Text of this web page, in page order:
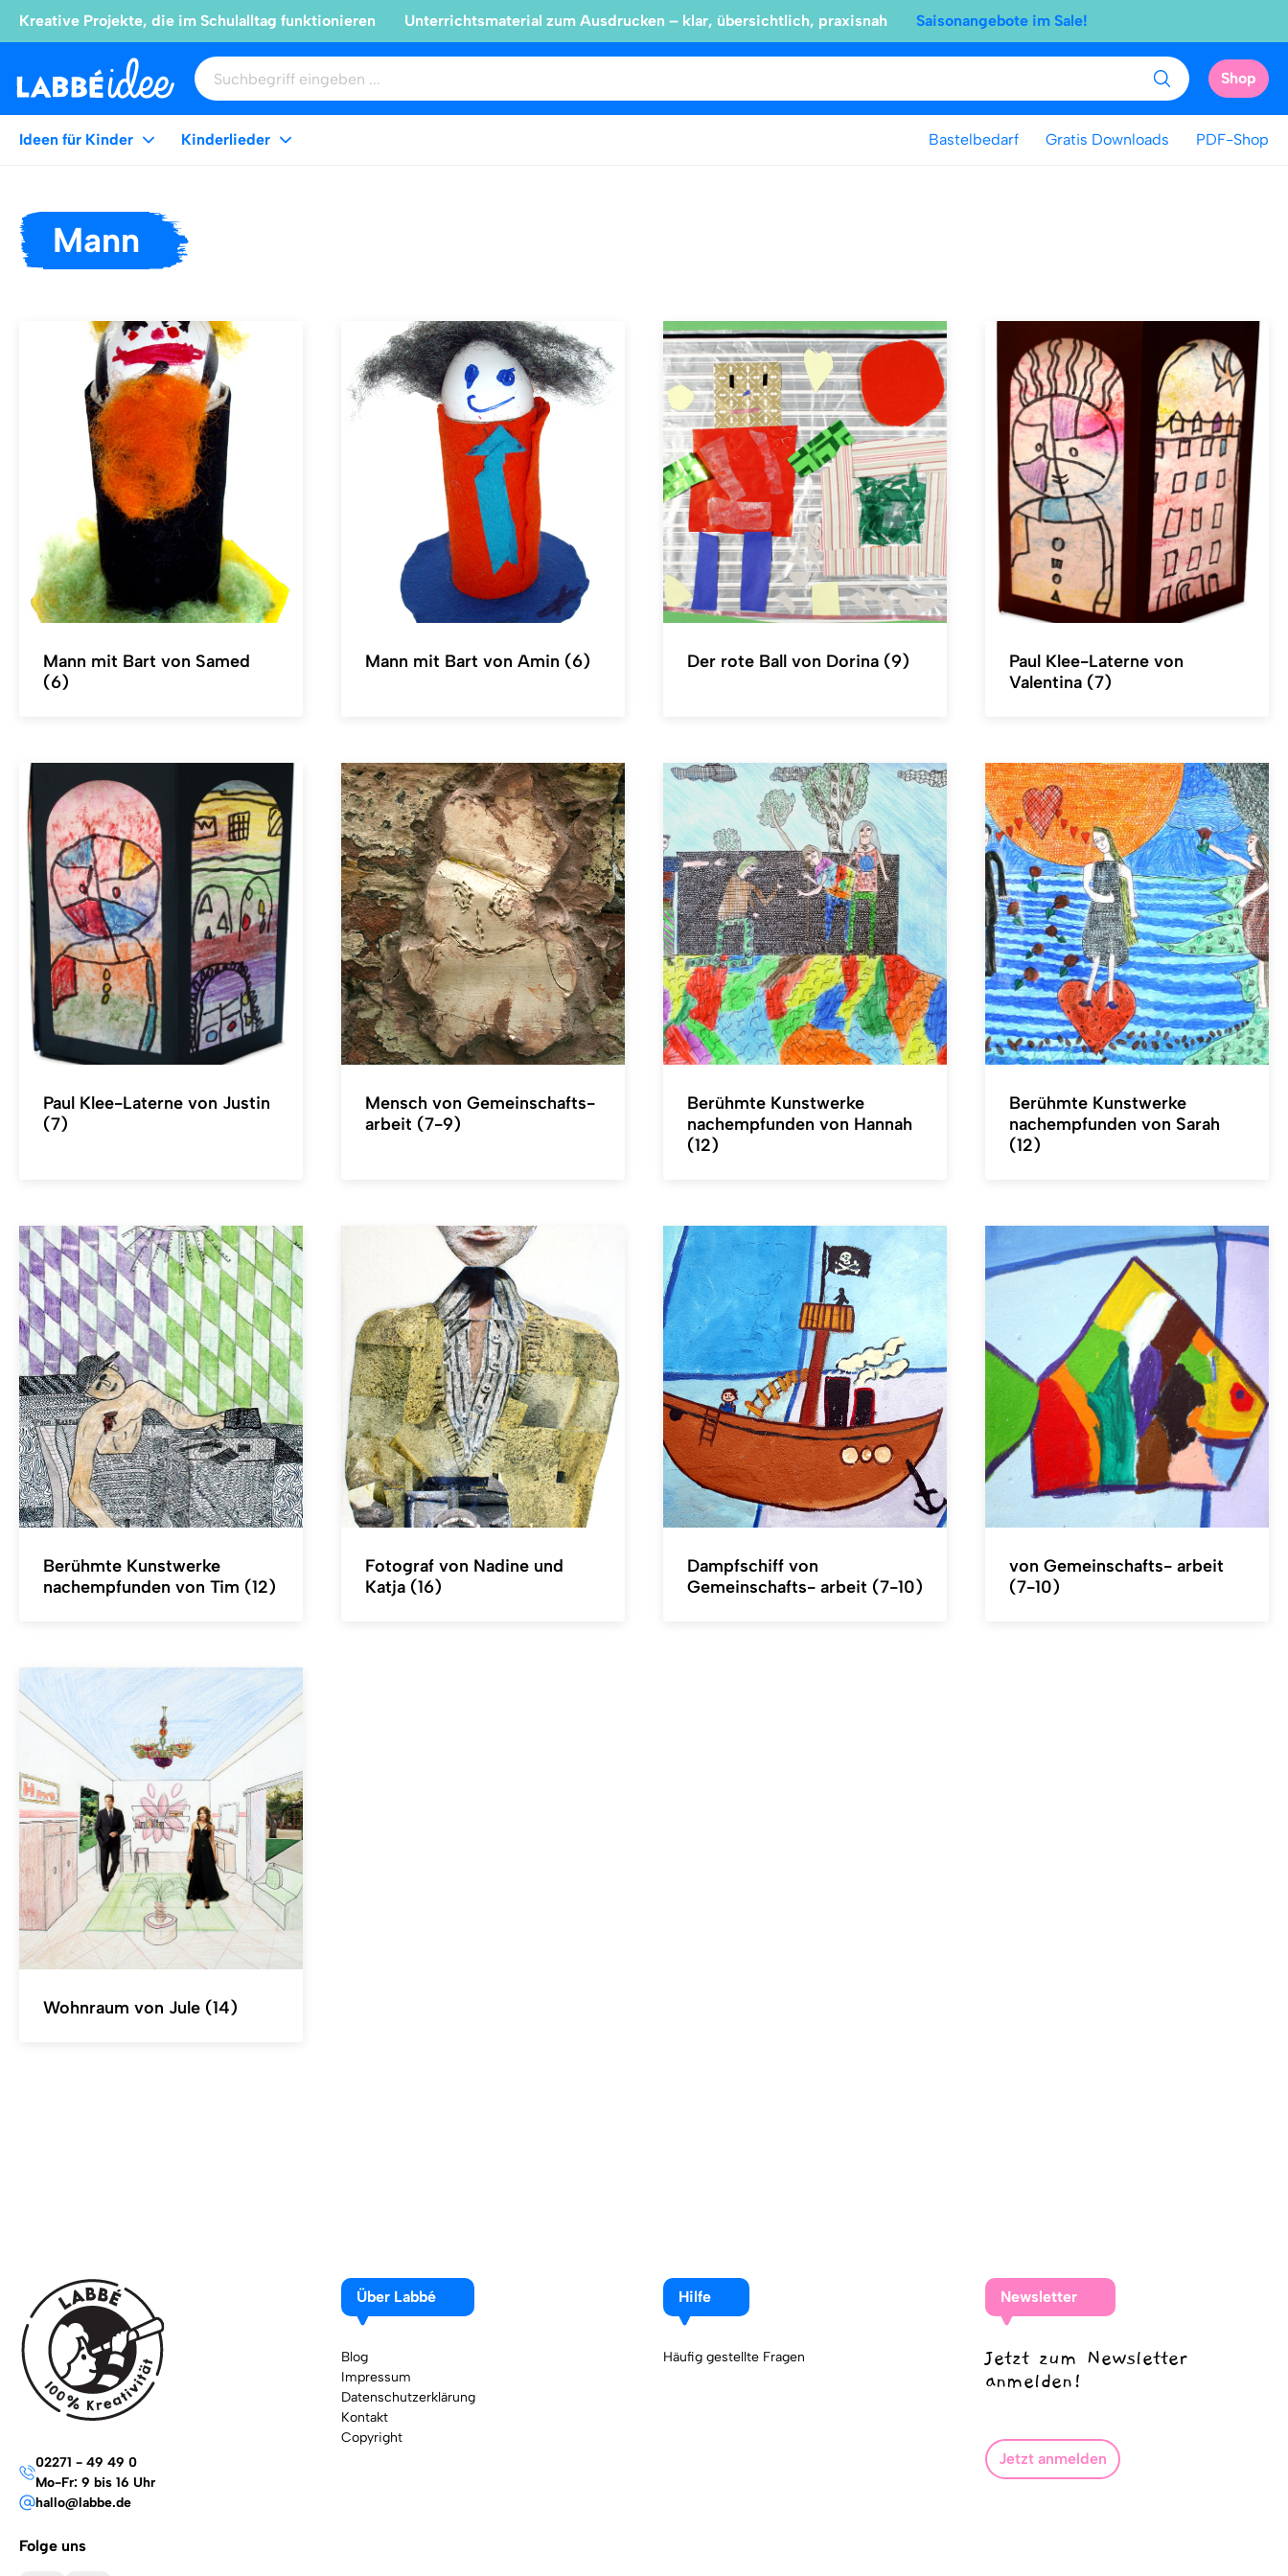
Kreative Projekte, die im Schulalltag funktionieren Unterrichtsmaterial zum Ausdrucken – klar, übersichtlich, praxisnah Saisonangebote im Sale!
Shop
Ideen für Kinder Kinderlieder Bastelbedarf Gratis Downloads PDF-Shop
Mann
Mann mit Bart von Samed
(6)
Mann mit Bart von Amin (6) Der rote Ball von Dorina (9)
Paul Klee-Laterne von
Valentina (7)
Paul Klee-Laterne von Justin
(7)
Mensch von Gemeinschafts-
arbeit (7-9)
Berühmte Kunstwerke
nachempfunden von Hannah
(12)
Berühmte Kunstwerke
nachempfunden von Sarah
(12)
Berühmte Kunstwerke
nachempfunden von Tim (12)
Fotograf von Nadine und
Katja (16)
Dampfschiff von
Gemeinschafts- arbeit (7-10)
von Gemeinschafts- arbeit
(7-10)
Wohnraum von Jule (14)
02271 - 49 49 0
Mo-Fr: 9 bis 16 Uhr
hallo@labbe.de
Folge uns
Über Labbé
Blog
Impressum
Datenschutzerklärung
Kontakt
Copyright
Hilfe
Häufig gestellte Fragen
Newsletter
Jetzt zum Newsletter
anmelden!
Jetzt anmelden